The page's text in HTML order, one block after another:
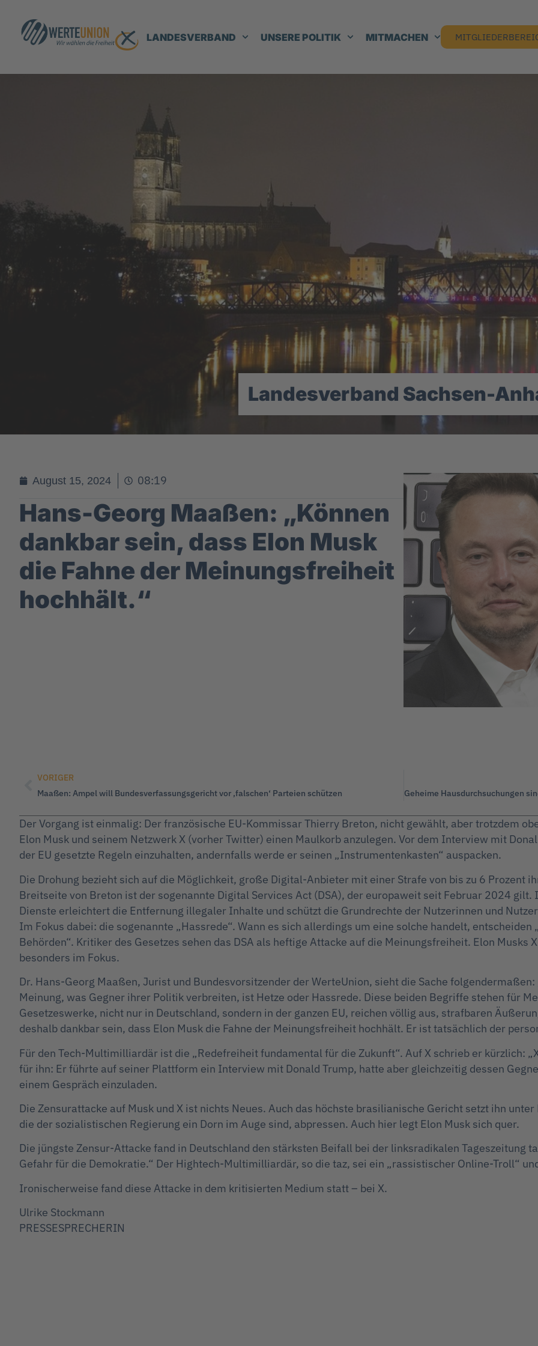
LANDESVERBAND UNSERE POLITIK MITMACHEN
Landesverband Sachsen-
August 15, 2024 08:19
Hans-Georg Maaßen: „Können
dankbar sein, dass Elon Musk
die Fahne der Meinungsfreiheit
hochhält.“
VORIGER
Maaßen: Ampel will Bundesverfassungsgericht vor ‚falschen‘ Parteien schützen
Der Vorgang ist einmalig: Der französische EU-Kommissar Thierry Breton, nicht gewählt, aber trotzdem
Elon Musk und seinem Netzwerk X (vorher Twitter) einen Maulkorb anzulegen. Vor dem Interview mit
der EU gesetzte Regeln einzuhalten, andernfalls werde er seinen „Instrumentenkasten“ auspacken.
Die Drohung bezieht sich auf die Möglichkeit, große Digital-Anbieter mit einer Strafe von bis zu 6 Prozent
Breitseite von Breton ist der sogenannte Digital Services Act (DSA), der europaweit seit Februar 2024 gilt.
Dienste erleichtert die Entfernung illegaler Inhalte und schützt die Grundrechte der Nutzerinnen und
Im Fokus dabei: die sogenannte „Hassrede“. Wann es sich allerdings um eine solche handelt,
Behörden“. Kritiker des Gesetzes sehen das DSA als heftige Attacke auf die Meinungsfreiheit. Elon
besonders im Fokus.
Dr. Hans-Georg Maaßen, Jurist und Bundesvorsitzender der WerteUnion, sieht die Sache
Meinung, was Gegner ihrer Politik verbreiten, ist Hetze oder Hassrede. Diese beiden Begriffe stehen für
Gesetzeswerke, nicht nur in Deutschland, sondern in der ganzen EU, reichen völlig aus, strafbaren
deshalb dankbar sein, dass Elon Musk die Fahne der Meinungsfreiheit hochhält. Er ist tatsächlich der
Für den Tech-Multimilliardär ist die „Redefreiheit fundamental für die Zukunft“. Auf X schrieb er kürzlich:
für ihn: Er führte auf seiner Plattform ein Interview mit Donald Trump, hatte aber gleichzeitig dessen
einem Gespräch einzuladen.
Die Zensurattacke auf Musk und X ist nichts Neues. Auch das höchste brasilianische Gericht setzt ihn
die der sozialistischen Regierung ein Dorn im Auge sind, abpressen. Auch hier legt Elon Musk sich quer.
Die jüngste Zensur-Attacke fand in Deutschland den stärksten Beifall bei der linksradikalen Tageszeitung
Gefahr für die Demokratie.“ Der Hightech-Multimilliardär, so die taz, sei ein „rassistischer Online-Troll“
Ironischerweise fand diese Attacke in dem kritisierten Medium statt – bei X.
Ulrike Stockmann
PRESSESPRECHERIN